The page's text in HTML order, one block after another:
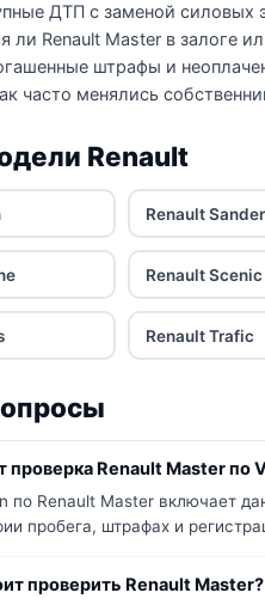
ДТП с заменой силовых
ли Renault Master в залоге
штрафы и
часто менялись
Renault
Renault
Renault Scenic
Renault Trafic
проверка Renault Master по
по Renault Master включает
пробега, штрафах и
проверить Renault Master?